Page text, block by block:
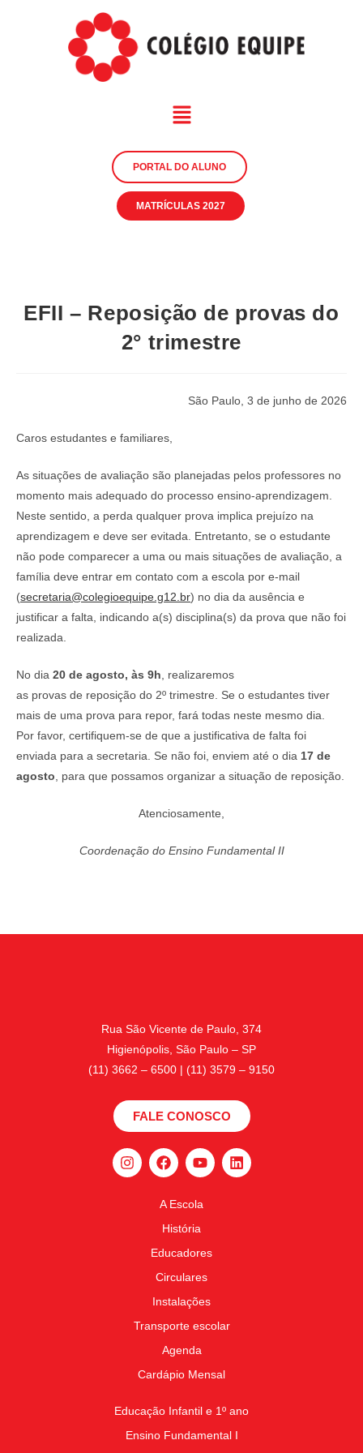
PORTAL DO ALUNO
MATRÍCULAS 2027
EFII – Reposição de provas do
2° trimestre
São Paulo, 3 de junho de 2026
Caros estudantes e familiares,
As situações de avaliação são planejadas pelos professores no
momento mais adequado do processo ensino-aprendizagem.
Neste sentido, a perda qualquer prova implica prejuízo na
aprendizagem e deve ser evitada. Entretanto, se o estudante
não pode comparecer a uma ou mais situações de avaliação, a
família deve entrar em contato com a escola por e-mail
(secretaria@colegioequipe.g12.br) no dia da ausência e
justificar a falta, indicando a(s) disciplina(s) da prova que não foi
realizada.
No dia 20 de agosto, às 9h , realizaremos
as provas de reposição do 2º trimestre. Se o estudantes tiver
mais de uma prova para repor, fará todas neste mesmo dia.
Por favor, certifiquem-se de que a justificativa de falta foi
enviada para a secretaria. Se não foi, enviem até o dia 17 de
agosto , para que possamos organizar a situação de reposição.
Atenciosamente,
Coordenação do Ensino Fundamental II
Rua São Vicente de Paulo, 374
Higienópolis, São Paulo – SP
(11) 3662 – 6500 | (11) 3579 – 9150
FALE CONOSCO
A Escola
História
Educadores
Circulares
Instalações
Transporte escolar
Agenda
Cardápio Mensal
Educação Infantil e 1º ano
Ensino Fundamental I